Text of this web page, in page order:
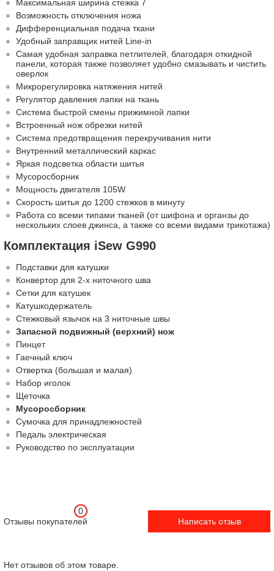
Максимальная ширина стежка 7
Возможность отключения ножа
Дифференциальная подача ткани
Удобный заправщик нитей Line-in
Самая удобная заправка петлителей, благодаря откидной
панели, которая также позволяет удобно смазывать и чистить
оверлок
Микрорегулировка натяжения нитей
Регулятор давления лапки на ткань
Система быстрой смены прижимной лапки
Встроенный нож обрезки нитей
Система предотвращения перекручивания нити
Внутренний металлический каркас
Яркая подсветка области шитья
Мусоросборник
Мощность двигателя 105W
Скорость шитья до 1200 стежков в минуту
Работа со всеми типами тканей (от шифона и органзы до
нескольких слоев джинса, а также со всеми видами трикотажа)
Комплектация iSew G990
Подставки для катушки
Конвертор для 2-х ниточного шва
Сетки для катушек
Катушкодержатель
Стежковый язычок на 3 ниточные швы
Запасной подвижный (верхний) нож
Пинцет
Гаечный ключ
Отвертка (большая и малая)
Набор иголок
Щеточка
Мусоросборник
Сумочка для принадлежностей
Педаль электрическая
Руководство по эксплуатации
Отзывы покупателей
0
Написать отзыв
Нет отзывов об этом товаре.